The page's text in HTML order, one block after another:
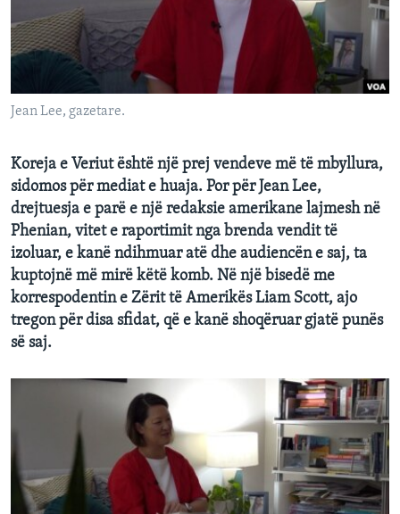
INTERVISTA
DITARI
Jean Lee, gazetare.
Koreja e Veriut është një prej vendeve më të mbyllura,
sidomos për mediat e huaja. Por për Jean Lee,
drejtuesja e parë e një redaksie amerikane lajmesh në
Phenian, vitet e raportimit nga brenda vendit të
izoluar, e kanë ndihmuar atë dhe audiencën e saj, ta
kuptojnë më mirë këtë komb. Në një bisedë me
korrespodentin e Zërit të Amerikës Liam Scott, ajo
tregon për disa sfidat, që e kanë shoqëruar gjatë punës
së saj.